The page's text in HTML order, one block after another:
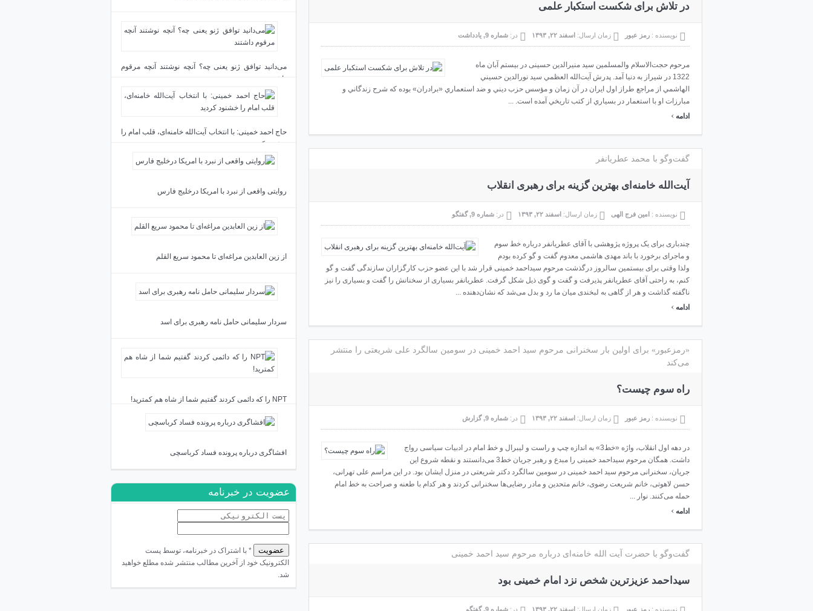
در تلاش برای شکست استکبار علمی
نویسنده : رمز عبور زمان ارسال: اسفند ۲۲, ۱۳۹۳ در: شماره 9 , یادداشت
مرحوم حجت‌الاسلام والمسلمین سيد منيرالدين‌ حسینی در بيستم‌ آبان‌ ماه‌
1322 در شيراز به‌ دنيا آمد. پدرش‌ آیت‌الله العظمي‌ سيد نورالدين‌ حسيني‌
الهاشمي‌ از مراجع‌ طراز اول‌ ايران‌ در آن‌ زمان‌ و مؤسس‌ حزب‌ ديني‌ و ضد استعماري‌ «برادران‌» بوده‌ كه‌ شرح‌ زندگاني‌ و
مبارزات‌ او با استعمار در بسياري‌ از كتب‌ تاريخي‌ آمده‌ است‌. ...
ادامه ›
گفت‌وگو با محمد عطریانفر
آیت‌الله خامنه‌ای بهترین گزینه برای رهبری انقلاب
نویسنده : امین فرج الهی زمان ارسال: اسفند ۲۲, ۱۳۹۳ در: شماره 9 ,گفتگو
چندباری برای یک پروژه پژوهشی با آقای عطریانفر درباره خط سوم
و ماجرای برخورد با باند مهدی هاشمی معدوم گفت و گو کرده بودم
ولذا وقتی برای بیستمین سالروز درگذشت مرحوم سیداحمد خمینی قرار شد با این عضو حزب کارگزاران سازندگی گفت و گو
کنم، به راحتی آقای عطریانفر پذیرفت و گفت و گوی ذیل شکل گرفت. عطریانفر بسیاری از سخنانش را گفت و بسیاری را نیز
ناگفته گذاشت و هر از گاهی به لبخندی میان ما رد و بدل می‌شد که نشان‌دهنده ...
ادامه ›
«رمزعبور» برای اولین بار سخنرانی مرحوم سید احمد خمینی در سومین سالگرد علی شریعتی را منتشر
می‌کند
راه سوم چیست؟
نویسنده : رمز عبور زمان ارسال: اسفند ۲۲, ۱۳۹۳ در: شماره 9 ,گزارش
در دهه اول انقلاب، واژه «خط3» به اندازه چپ و راست و لیبرال و خط امام در ادبیات سیاسی رواج
داشت. همگان مرحوم سیداحمد خمینی را مبدع و رهبر جریان خط3 می‌دانستند و نقطه شروع این
جریان، سخنرانی مرحوم سید احمد خمینی در سومین سالگرد دکتر شریعتی در منزل ایشان بود. در این مراسم علی تهرانی،
حسن لاهوتی، خانم ‌شریعت رضوی،‌ خانم متحدین و مادر رضایی‌ها سخنرانی کردند و هر کدام با طعنه و صراحت به خط امام
حمله می‌کنند. نوار ...
ادامه ›
گفت‌وگو با حضرت آیت الله خامنه‌ای درباره مرحوم سید احمد خمینی
سیداحمد عزیزترین شخص نزد امام خمینی بود
نویسنده : رمز عبور زمان ارسال: اسفند ۲۲, ۱۳۹۳ در: شماره 9 ,گفتگو
می‌دانید توافق ژنو یعنی چه؟ آنچه نوشتند آنچه مرقوم
داشتند
حاج احمد خمینی: با انتخاب آیت‌الله خامنه‌ای، قلب امام را
خشنود کردید
روایتی واقعی از نبرد با امریکا درخلیج فارس
از زین العابدین مراغه‌ای تا محمود سریع القلم
سردار سلیمانی حامل نامه رهبری برای اسد
NPT را که دائمی کردند گفتیم شما از شاه هم کمترید!
افشاگری درباره پرونده فساد کرباسچی
عضویت در خبرنامه
* با اشتراک در خبرنامه، توسط پست
الکترونیک خود از آخرین مطالب منتشر شده مطلع خواهید
شد.